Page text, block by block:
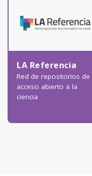
LA Referencia
Red de repositorios de
acceso abierto a la
ciencia